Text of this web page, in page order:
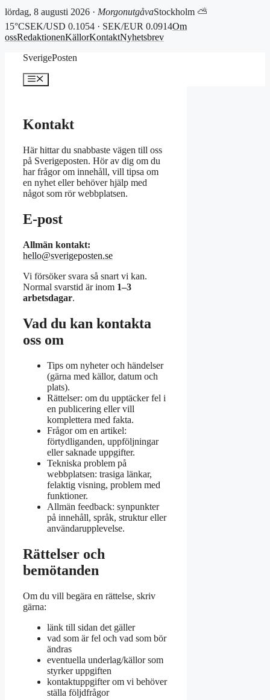
lördag, 8 augusti 2026 · MorgonutgåvaStockholm ⛅
15°CSEK/USD 0.1054 · SEK/EUR 0.0914Om
ossRedaktionenKällorKontaktNyhetsbrev
SverigePosten
Meny
Kontakt
Här hittar du snabbaste vägen till oss
på Sverigeposten. Hör av dig om du
har frågor om innehåll, vill tipsa om
en nyhet eller behöver hjälp med
något som rör webbplatsen.
E-post
Allmän kontakt:
hello@sverigeposten.se
Vi försöker svara så snart vi kan.
Normal svarstid är inom 1–3
arbetsdagar.
Vad du kan kontakta
oss om
Tips om nyheter och händelser
(gärna med källor, datum och
plats).
Rättelser: om du upptäcker fel i
en publicering eller vill
komplettera med fakta.
Frågor om en artikel:
förtydliganden, uppföljningar
eller saknade uppgifter.
Tekniska problem på
webbplatsen: trasiga länkar,
felaktig visning, problem med
funktioner.
Allmän feedback: synpunkter
på innehåll, språk, struktur eller
användarupplevelse.
Rättelser och
bemötanden
Om du vill begära en rättelse, skriv
gärna:
länk till sidan det gäller
vad som är fel och vad som bör
ändras
eventuella underlag/källor som
styrker uppgiften
kontaktuppgifter om vi behöver
ställa följdfrågor